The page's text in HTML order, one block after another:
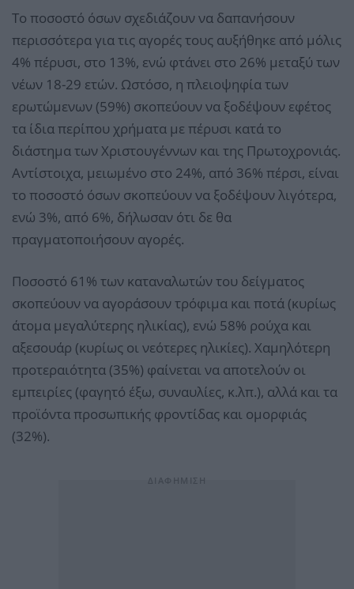
Το ποσοστό όσων σχεδιάζουν να δαπανήσουν
περισσότερα για τις αγορές τους αυξήθηκε από μόλις
4% πέρυσι, στο 13%, ενώ φτάνει στο 26% μεταξύ των
νέων 18-29 ετών. Ωστόσο, η πλειοψηφία των
ερωτώμενων (59%) σκοπεύουν να ξοδέψουν εφέτος
τα ίδια περίπου χρήματα με πέρυσι κατά το
διάστημα των Χριστουγέννων και της Πρωτοχρονιάς.
Αντίστοιχα, μειωμένο στο 24%, από 36% πέρσι, είναι
το ποσοστό όσων σκοπεύουν να ξοδέψουν λιγότερα,
ενώ 3%, από 6%, δήλωσαν ότι δε θα
πραγματοποιήσουν αγορές.
Ποσοστό 61% των καταναλωτών του δείγματος
σκοπεύουν να αγοράσουν τρόφιμα και ποτά (κυρίως
άτομα μεγαλύτερης ηλικίας), ενώ 58% ρούχα και
αξεσουάρ (κυρίως οι νεότερες ηλικίες). Χαμηλότερη
προτεραιότητα (35%) φαίνεται να αποτελούν οι
εμπειρίες (φαγητό έξω, συναυλίες, κ.λπ.), αλλά και τα
προϊόντα προσωπικής φροντίδας και ομορφιάς
(32%).